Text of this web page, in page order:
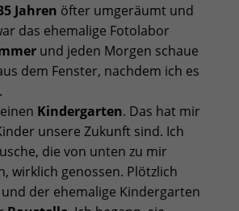
Jahren öfter umgeräumt und
das ehemalige Fotolabor
und jeden Morgen schaue
dem Fenster, nachdem ich es
Kindergarten. Das hat mir
unsere Zukunft sind. Ich
die von unten zu mir
wirklich genossen. Plötzlich
der ehemalige Kindergarten